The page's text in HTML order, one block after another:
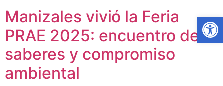
Manizales vivió la Feria
PRAE 2025: encuentro de
saberes y compromiso
ambiental